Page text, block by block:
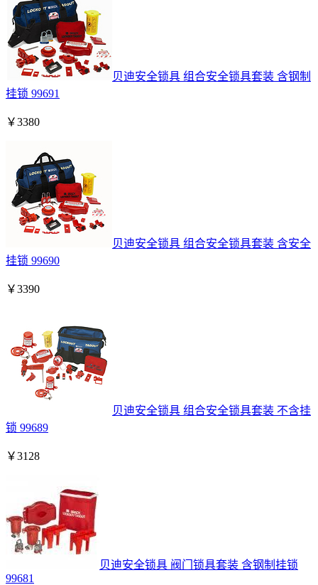
贝迪安全锁具 组合安全锁具套装 含钢制
挂锁 99691
￥3380
贝迪安全锁具 组合安全锁具套装 含安全
挂锁 99690
￥3390
贝迪安全锁具 组合安全锁具套装 不含挂
锁 99689
￥3128
贝迪安全锁具 阀门锁具套装 含钢制挂锁
99681